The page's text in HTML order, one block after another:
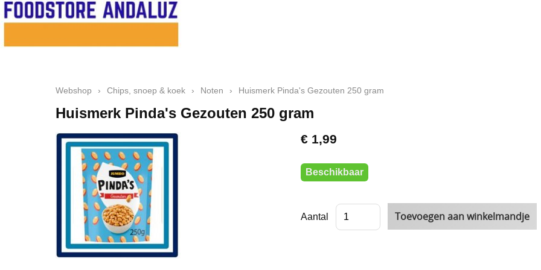
Webshop › Chips, snoep & koek › Noten › Huismerk Pinda's Gezouten 250 gram
Huismerk Pinda's Gezouten 250 gram
€ 1,99
Beschikbaar
Aantal